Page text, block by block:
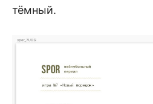
тёмный.